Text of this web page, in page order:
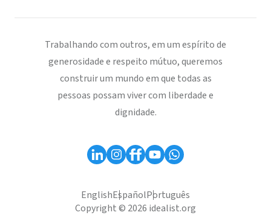
Trabalhando com outros, em um espírito de
generosidade e respeito mútuo, queremos
construir um mundo em que todas as
pessoas possam viver com liberdade e
dignidade.
EnglishEspañolPortuguês
Copyright © 2026 idealist.org